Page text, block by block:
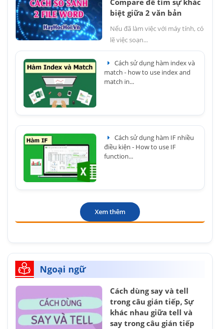
Compare để tìm sự khác
biệt giữa 2 văn bản
Nếu đã làm việc với máy tính, có
lẽ việc soạn...
Cách sử dụng hàm index và
match - how to use index and
match in...
Cách sử dụng hàm IF nhiều
điều kiện - How to use IF
function...
Xem thêm
Ngoại ngữ
Cách dùng say và tell
trong câu gián tiếp, Sự
khác nhau giữa tell và
say trong câu gián tiếp